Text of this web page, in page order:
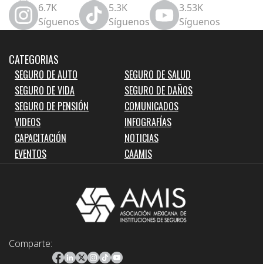
6.7K
Síguenos
5.3K
Síguenos
3.53K
Síguenos
CATEGORIAS
SEGURO DE AUTO
SEGURO DE SALUD
SEGURO DE VIDA
SEGURO DE DAÑOS
SEGURO DE PENSIÓN
COMUNICADOS
VIDEOS
INFOGRAFÍAS
CAPACITACIÓN
NOTICIAS
EVENTOS
CAAMIS
Comparte: